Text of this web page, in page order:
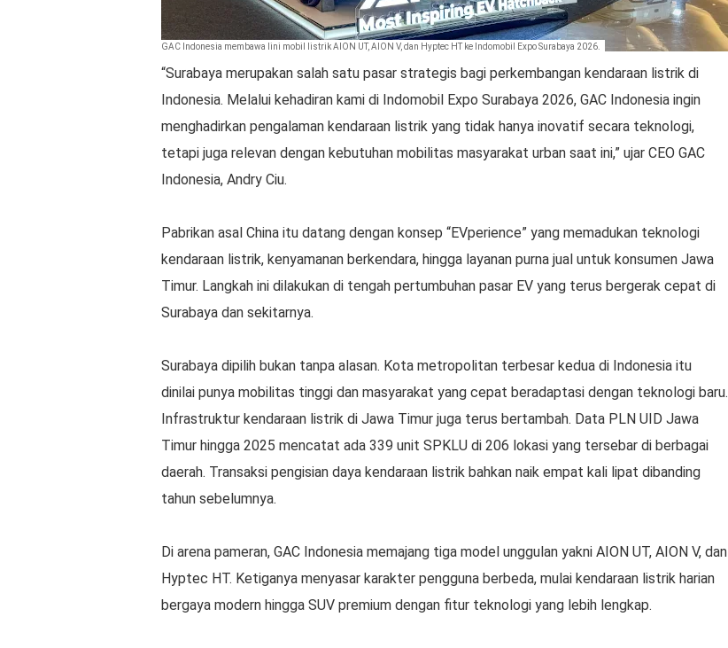
GAC Indonesia membawa lini mobil listrik AION UT, AION V, dan Hyptec HT ke Indomobil Expo Surabaya 2026.
“Surabaya merupakan salah satu pasar strategis bagi perkembangan kendaraan listrik di
Indonesia. Melalui kehadiran kami di Indomobil Expo Surabaya 2026, GAC Indonesia ingin
menghadirkan pengalaman kendaraan listrik yang tidak hanya inovatif secara teknologi,
tetapi juga relevan dengan kebutuhan mobilitas masyarakat urban saat ini,” ujar CEO GAC
Indonesia, Andry Ciu.
Pabrikan asal China itu datang dengan konsep “EVperience” yang memadukan teknologi
kendaraan listrik, kenyamanan berkendara, hingga layanan purna jual untuk konsumen Jawa
Timur. Langkah ini dilakukan di tengah pertumbuhan pasar EV yang terus bergerak cepat di
Surabaya dan sekitarnya.
Surabaya dipilih bukan tanpa alasan. Kota metropolitan terbesar kedua di Indonesia itu
dinilai punya mobilitas tinggi dan masyarakat yang cepat beradaptasi dengan teknologi baru.
Infrastruktur kendaraan listrik di Jawa Timur juga terus bertambah. Data PLN UID Jawa
Timur hingga 2025 mencatat ada 339 unit SPKLU di 206 lokasi yang tersebar di berbagai
daerah. Transaksi pengisian daya kendaraan listrik bahkan naik empat kali lipat dibanding
tahun sebelumnya.
Di arena pameran, GAC Indonesia memajang tiga model unggulan yakni AION UT, AION V, dan
Hyptec HT. Ketiganya menyasar karakter pengguna berbeda, mulai kendaraan listrik harian
bergaya modern hingga SUV premium dengan fitur teknologi yang lebih lengkap.